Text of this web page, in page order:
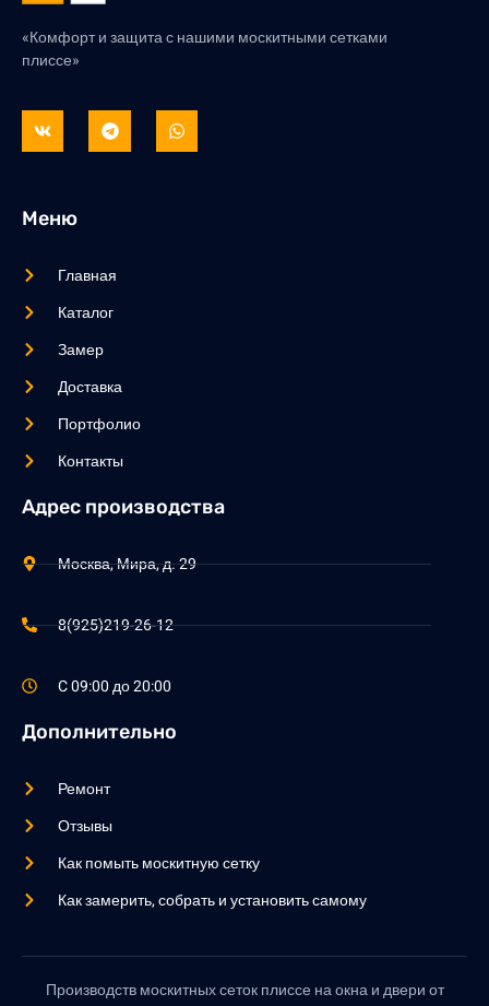
«Комфорт и защита с нашими москитными сетками
плиссе»
Меню
Главная
Каталог
Замер
Доставка
Портфолио
Контакты
Адрес производства
Москва, Мира, д. 29
8(925)219-26-12
C 09:00 до 20:00
Дополнительно
Ремонт
Отзывы
Как помыть москитную сетку
Как замерить, собрать и установить самому
Производств москитных сеток плиссе на окна и двери от